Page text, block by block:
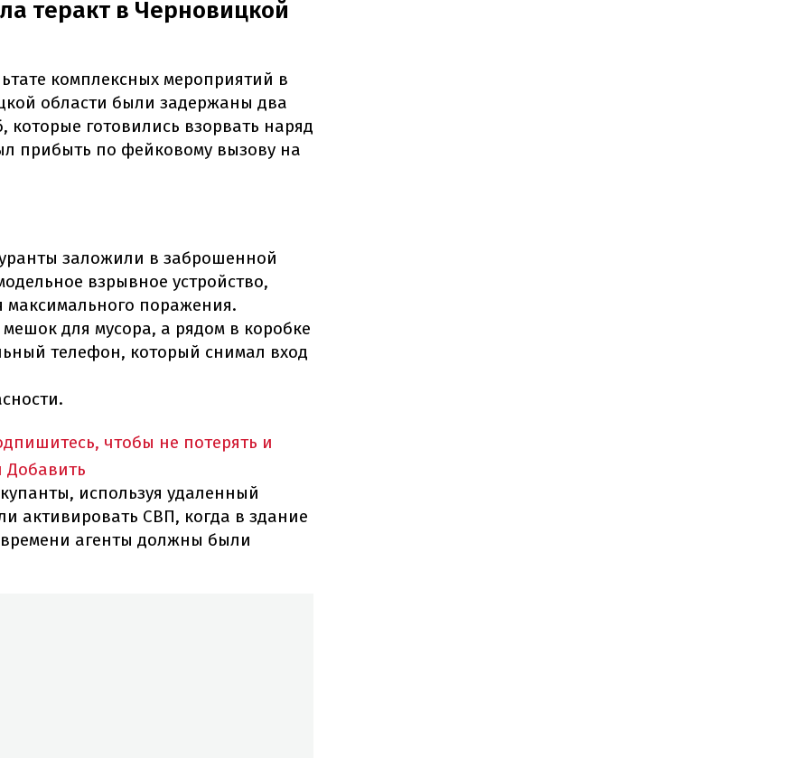
теракт в Черновицкой
комплексных мероприятий в
области были задержаны два
которые готовились взорвать наряд
прибыть по фейковому вызову на
заложили в заброшенной
взрывное устройство,
максимального поражения.
для мусора, а рядом в коробке
телефон, который снимал вход
чтобы не потерять и
Добавить
используя удаленный
активировать СВП, когда в здание
агенты должны были